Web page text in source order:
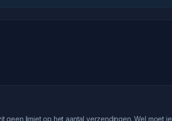
geen limiet op het aantal verzendingen. Wel moet je